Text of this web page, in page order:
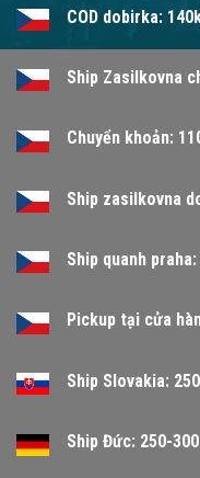
COD dobirka:
Ship Zasilkovna
Chuyển khoản:
Ship zasilkovna
Ship quanh
Pickup tại cửa
Ship Slovakia:
Ship Đức: 250-